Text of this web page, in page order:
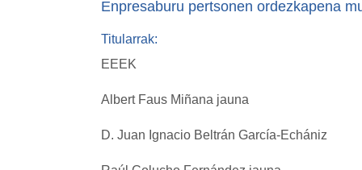
Enpresaburu pertsonen ordezkapena
Titularrak:
EEEK
Albert Faus Miñana jauna
D. Juan Ignacio Beltrán García-Echániz